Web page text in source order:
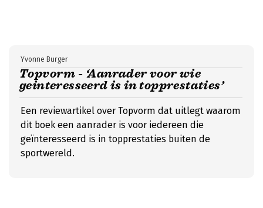
Topvorm - ‘Aanrader voor wie
geinteresseerd is in topprestaties’
Yvonne Burger
Een reviewartikel over Topvorm dat uitlegt waarom
dit boek een aanrader is voor iedereen die
geïnteresseerd is in topprestaties buiten de
sportwereld.